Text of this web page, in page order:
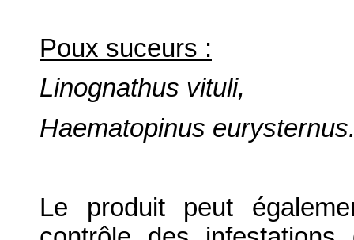
Poux suceurs :
Linognathus vituli,
Haematopinus
Le produit peut